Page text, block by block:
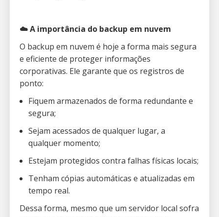
☁️ A importância do backup em nuvem
O backup em nuvem é hoje a forma mais segura
e eficiente de proteger informações
corporativas. Ele garante que os registros de
ponto:
Fiquem armazenados de forma redundante e
segura;
Sejam acessados de qualquer lugar, a
qualquer momento;
Estejam protegidos contra falhas físicas locais;
Tenham cópias automáticas e atualizadas em
tempo real.
Dessa forma, mesmo que um servidor local sofra